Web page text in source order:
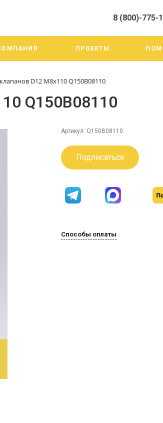
лицами, для анализа событий на нашем
подробные сведения смотрите в Политике
8 (800)-775-
г. Челябинск ул.
тракт 20А/3
Cб-Вс: Выходной
ПРОЕКТЫ
D12 М8х110 Q150B08110
Q150B08110
Артикул: Q150B08110
Подписаться
Способы оплаты